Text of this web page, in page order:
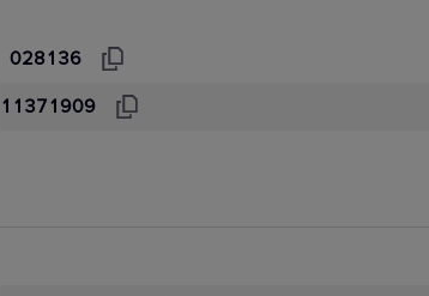
028136
11371909